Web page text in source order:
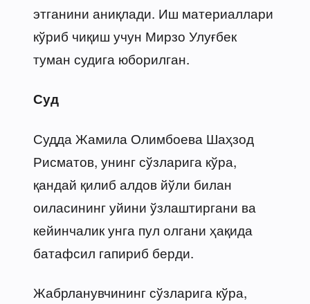
этганини аниқлади. Иш материаллари
кўриб чиқиш учун Мирзо Улуғбек
туман судига юборилган.
Суд
Судда Жамила Олимбоева Шаҳзод
Рисматов, унинг сўзларига кўра,
қандай қилиб алдов йўли билан
оиласининг уйини ўзлаштиргани ва
кейинчалик унга пул олгани ҳақида
батафсил гапириб берди.
Жабрланувчининг сўзларига кўра,